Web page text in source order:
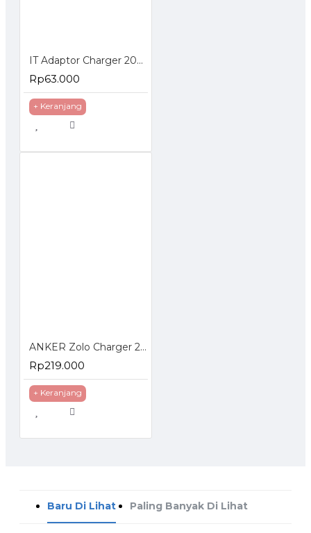
IT Adaptor Charger 20W 20 Watt Plug Type C
Rp63.000
+ Keranjang
ANKER Zolo Charger 20W With USB Type C to Lightning Cable B2699
Rp219.000
+ Keranjang
Baru Di Lihat Paling Banyak Di Lihat